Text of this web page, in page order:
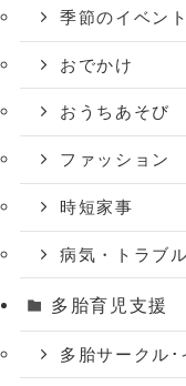
季節のイベント
おでかけ
おうちあそび
ファッション
時短家事
病気・トラブル
多胎育児支援
多胎サークル･